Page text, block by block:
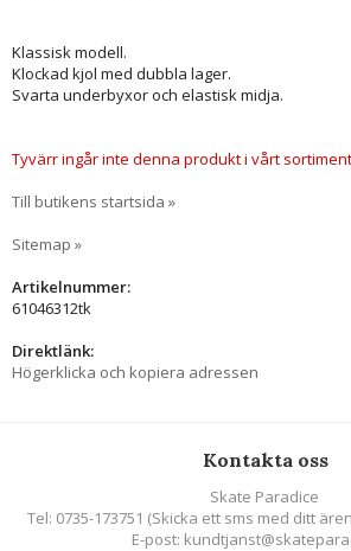
Klassisk modell.
Klockad kjol med dubbla lager.
Svarta underbyxor och elastisk midja.
Tyvärr ingår inte denna produkt i vårt
Till butikens startsida »
Sitemap »
Artikelnummer:
61046312tk
Direktlänk:
Högerklicka och kopiera adressen
Kontakta oss
Skate Paradice
Tel: 0735-173751 (Skicka ett sms med ditt
E-post: